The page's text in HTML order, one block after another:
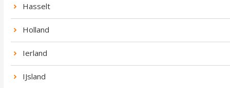
Hasselt
Holland
Ierland
IJsland